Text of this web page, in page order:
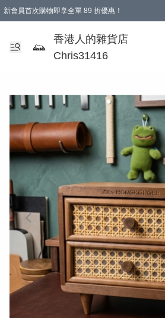
新會員首次購物即享全單 89 折優惠！
購物滿 HKD 499.00即享免運費優惠！（適用於 本
【滿 $300 專屬驚喜：無聲信物（最後一批）】
香港人的雜貨店
Chris31416